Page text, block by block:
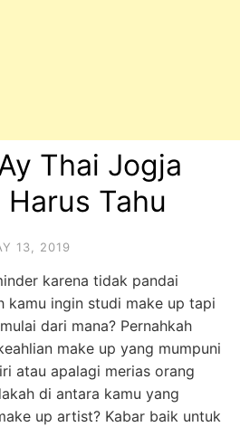
Thai Jogja
Tahu
13, 2019
karena tidak pandai
kamu ingin studi make up tapi
dari mana? Pernahkah
make up yang mumpuni
atau apalagi merias orang
di antara kamu yang
up artist? Kabar baik untuk